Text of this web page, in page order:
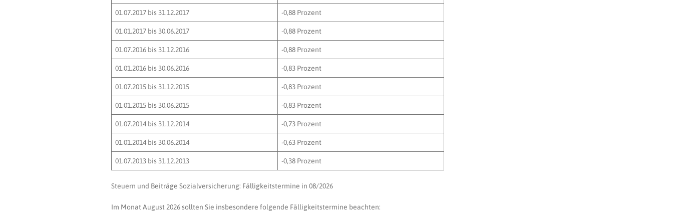
01.07.2017 bis 31.12.2017 -0,88 Prozent
01.01.2017 bis 30.06.2017 -0,88 Prozent
01.07.2016 bis 31.12.2016 -0,88 Prozent
01.01.2016 bis 30.06.2016 -0,83 Prozent
01.07.2015 bis 31.12.2015 -0,83 Prozent
01.01.2015 bis 30.06.2015 -0,83 Prozent
01.07.2014 bis 31.12.2014 -0,73 Prozent
01.01.2014 bis 30.06.2014 -0,63 Prozent
01.07.2013 bis 31.12.2013 -0,38 Prozent
Steuern und Beiträge Sozialversicherung: Fälligkeitstermine in 08/2026
Im Monat August 2026 sollten Sie insbesondere folgende Fälligkeitstermine beachten: